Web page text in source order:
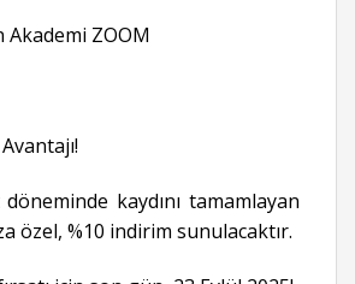
Akademi ZOOM
kaydını tamamlayan
özel, %10 indirim sunulacaktır.